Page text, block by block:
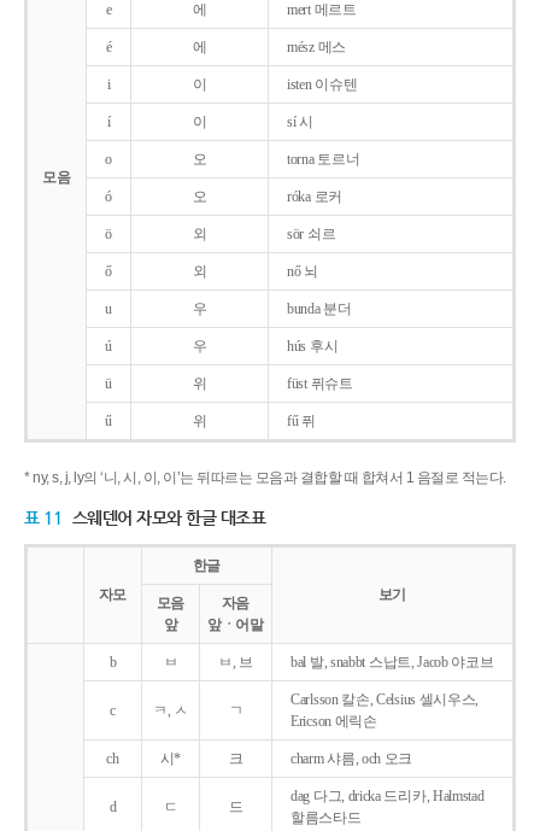
모음
e 에 mert 메르트
é 에 mész 메스
i 이 isten 이슈텐
í 이 sí 시
o 오 torna 토르너
ó 오 róka 로커
ö 외 sör 쇠르
ő 외 nő 뇌
u 우 bunda 분더
ú 우 hús 후시
ü 위 füst 퓌슈트
ű 위 fű 퓌
* ny, s, j, ly의 ‘니, 시, 이, 이’는 뒤따르는 모음과 결합할 때 합쳐서 1 음절로 적는다.
표 11 스웨덴어 자모와 한글 대조표
자모
한글
보기
모음
앞
자음
앞ㆍ어말
b ㅂ ㅂ, 브 bal 발, snabbt 스납트, Jacob 야코브
c ㅋ, ㅅ ㄱ
Carlsson 칼손, Celsius 셀시우스,
Ericson 에릭손
ch 시* 크 charm 샤름, och 오크
d ㄷ 드
dag 다그, dricka 드리카, Halmstad
할름스타드